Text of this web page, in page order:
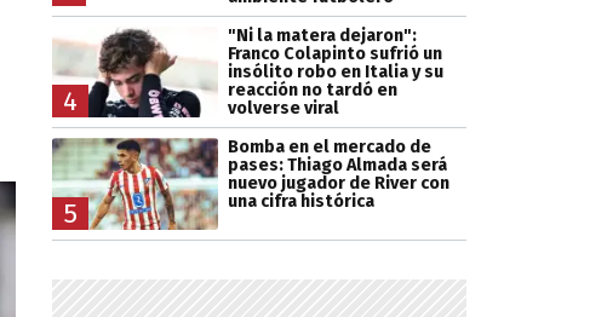
4
"Ni la matera dejaron":
Franco Colapinto sufrió un
insólito robo en Italia y su
reacción no tardó en
volverse viral
5
Bomba en el mercado de
pases: Thiago Almada será
nuevo jugador de River con
una cifra histórica